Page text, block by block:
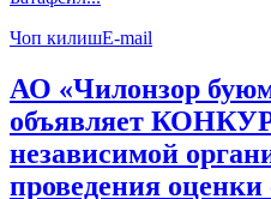
Чоп килишE-mail
АО «Чилонзор
объявляет
независимой
проведения